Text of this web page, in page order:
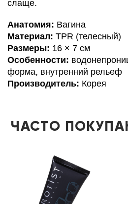
слаще.
Анатомия: Вагина
Материал: TPR (телесный)
Размеры: 16 × 7 см
Особенности:
форма, внутренний рельеф
Производитель: Корея
ЧАСТО